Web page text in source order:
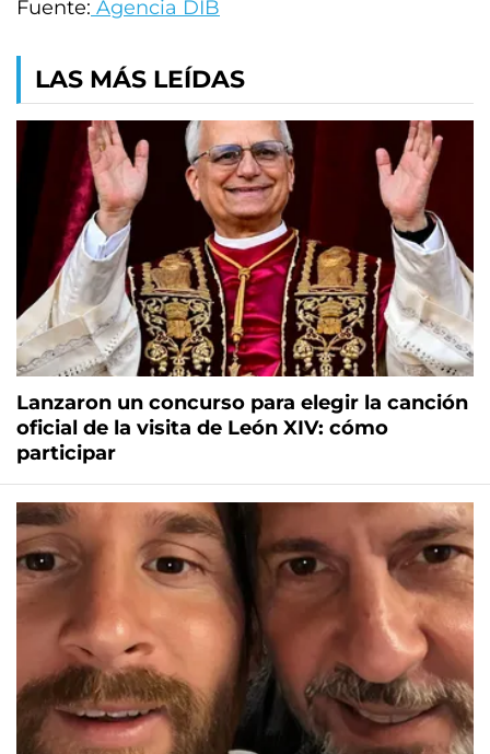
Fuente: Agencia DIB
LAS MÁS LEÍDAS
Lanzaron un concurso para elegir la canción
oficial de la visita de León XIV: cómo
participar